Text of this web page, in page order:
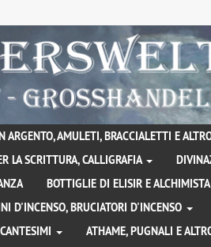
ARGENTO, AMULETI, BRACCIALETTI E
LA SCRITTURA, CALLIGRAFIA
BOTTIGLIE DI ELISIR E ALCHIMISTA
D'INCENSO, BRUCIATORI D'INCENSO
ATHAME, PUGNALI E